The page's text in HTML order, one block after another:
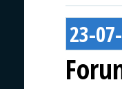
23-